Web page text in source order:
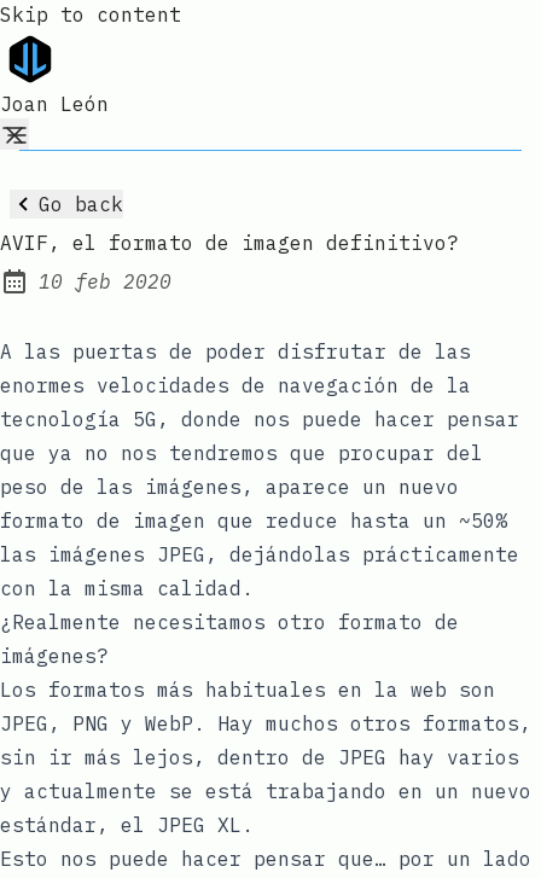
Skip to content
Joan León
Go back
AVIF, el formato de imagen definitivo?
Published:
10 feb 2020
A las puertas de poder disfrutar de las
enormes velocidades de navegación de la
tecnología 5G , donde nos puede hacer pensar
que ya no nos tendremos que procupar del
peso de las imágenes, aparece un nuevo
formato de imagen que reduce hasta un ~50%
las imágenes JPEG, dejándolas prácticamente
con la misma calidad.
¿Realmente necesitamos otro formato de
imágenes?
Los formatos más habituales en la web son
JPEG, PNG y WebP. Hay muchos otros formatos,
sin ir más lejos, dentro de JPEG hay varios
y actualmente se está trabajando en un nuevo
estándar, el JPEG XL .
Esto nos puede hacer pensar que… por un lado